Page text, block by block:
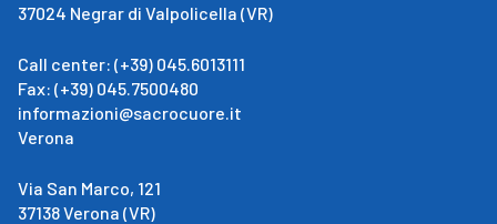
37024 Negrar di Valpolicella (VR)
Call center: (+39) 045.6013111
Fax: (+39) 045.7500480
informazioni@sacrocuore.it
Verona
Via San Marco, 121
37138 Verona (VR)